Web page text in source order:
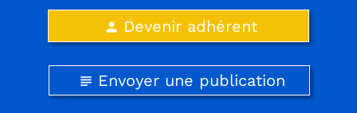
person Devenir adhérent
subject Envoyer une publication